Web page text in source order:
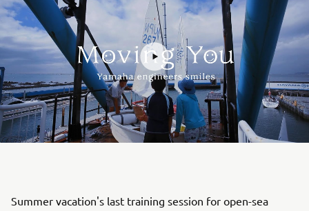
Summer vacation's last training session for open-sea